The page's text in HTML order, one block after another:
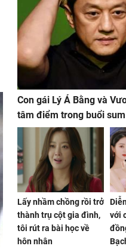
Con gái Lý Á Bằng và
tâm điểm trong buổi
Lấy nhầm chồng rồi trở
thành trụ cột gia đình,
tôi rút ra bài học về
hôn nhân
với